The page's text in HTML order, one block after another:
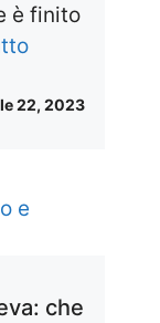
è finito
22, 2023
che